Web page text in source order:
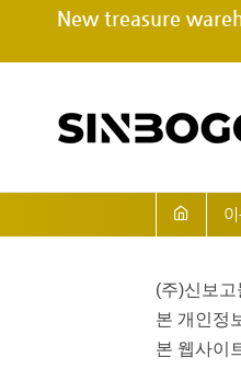
New treasure
(주)신보
본 개인정
본 웹사이